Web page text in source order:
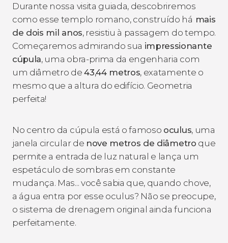
Durante nossa visita guiada, descobriremos
como esse templo romano, construído há mais
de dois mil anos, resistiu à passagem do tempo.
Começaremos admirando sua impressionante
cúpula, uma obra-prima da engenharia com
um diâmetro de43,44 metros, exatamente o
mesmo que a altura do edifício. Geometria
perfeita!
No centro da cúpula está o famoso oculus, uma
janela circular de nove metros de diâmetro que
permite a entrada de luz natural e lança um
espetáculo de sombras em constante
mudança. Mas... você sabia que, quando chove,
a água entra por esse oculus? Não se preocupe,
o sistema de drenagem original ainda funciona
perfeitamente.